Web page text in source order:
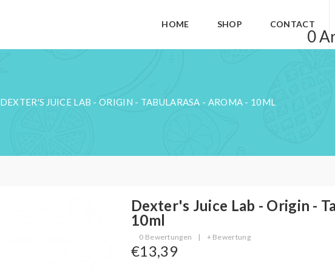
0
HOME SHOP CONTACT
DEXTER'S JUICE LAB - ORIGIN - TABULARASA - AROMA - 10ML
Dexter's Juice Lab - Origin -
10ml
0 Bewertungen | + Bewertung
€13,39